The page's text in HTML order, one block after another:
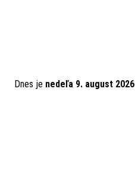
Dnes je nedeľa 9. august 2026